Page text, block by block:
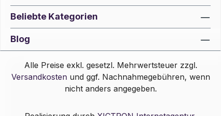
Beliebte Kategorien
Blog
Alle Preise exkl. gesetzl. Mehrwertsteuer zzgl.
Versandkostenund ggf. Nachnahmegebühren, wenn
nicht anders angegeben.